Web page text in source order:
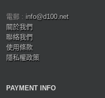
電郵 : info@d100.net
關於我們
聯絡我們
使用條款
隱私權政策
PAYMENT INFO